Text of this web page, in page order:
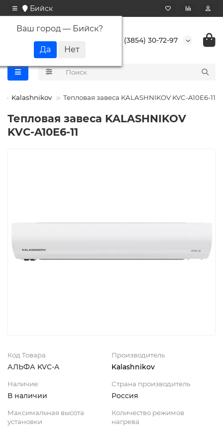
Бийск
Ваш город — Бийск?
+7 (3854) 30-72-97
Kalashnikov Тепловая завеса KALASHNIKOV KVC-A10E6-11
Тепловая завеса KALASHNIKOV
KVC-A10E6-11
Код Товара
АЛЬФА KVC-A
Производитель
Kalashnikov
Наличие:
В наличии
Страна производитель
Россия
Максимальная высота
установки
Количество режимов
нагрева